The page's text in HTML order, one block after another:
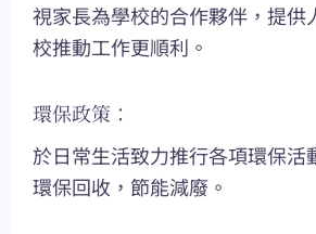
視家長為學校的合作夥伴，提供
校推動工作更順利。
環保政策：
於日常生活致力推行各項環保活
環保回收，節能減廢。